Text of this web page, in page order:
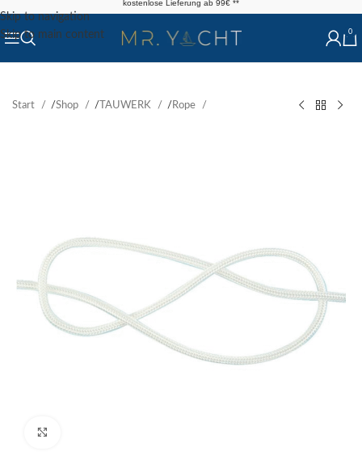
Skip to navigation
Skip to main content
kostenlose Lieferung ab 99€ **
0
Start /Shop /TAUWERK /Rope